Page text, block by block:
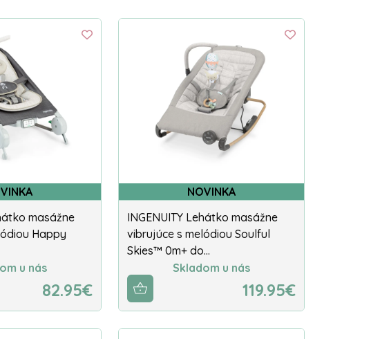
masážne
Happy
u nás
82.95€
NOVINKA
INGENUITY Lehátko masážne
vibrujúce s melódiou Soulful
Skies™ 0m+ do…
Skladom u nás
119.95€